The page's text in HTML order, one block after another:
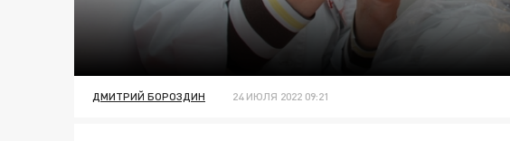
ДМИТРИЙ БОРОЗДИН 24 ИЮЛЯ 2022 09:21